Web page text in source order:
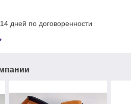
дней по договоренности